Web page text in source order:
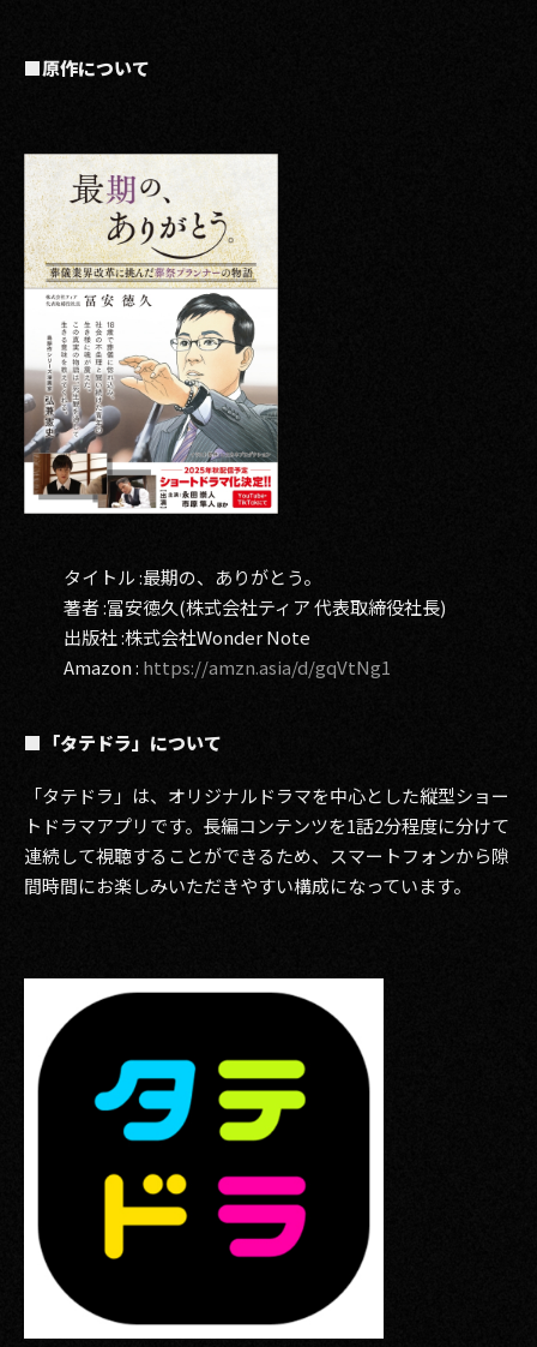
■原作について
タイトル :最期の、ありがとう。
著者 :冨安徳久(株式会社ティア 代表取締役社長)
出版社 :株式会社Wonder Note
Amazon : https://amzn.asia/d/gqVtNg1
■「タテドラ」について
「タテドラ」は、オリジナルドラマを中心とした縦型ショー
トドラマアプリです。長編コンテンツを1話2分程度に分けて
連続して視聴することができるため、スマートフォンから隙
間時間にお楽しみいただきやすい構成になっています。